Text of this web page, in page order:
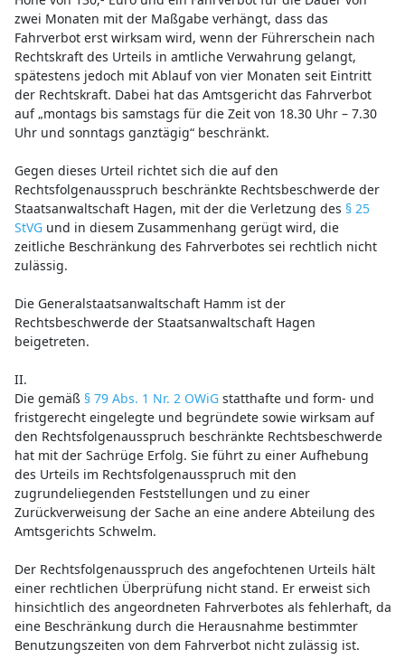
zwei Monaten mit der Maßgabe verhängt, dass das
Fahrverbot erst wirksam wird, wenn der Führerschein nach
Rechtskraft des Urteils in amtliche Verwahrung gelangt,
spätestens jedoch mit Ablauf von vier Monaten seit Eintritt
der Rechtskraft. Dabei hat das Amtsgericht das Fahrverbot
auf „montags bis samstags für die Zeit von 18.30 Uhr – 7.30
Uhr und sonntags ganztägig“ beschränkt.
Gegen dieses Urteil richtet sich die auf den
Rechtsfolgenausspruch beschränkte Rechtsbeschwerde der
Staatsanwaltschaft Hagen, mit der die Verletzung des § 25
StVGund in diesem Zusammenhang gerügt wird, die
zeitliche Beschränkung des Fahrverbotes sei rechtlich nicht
zulässig.
Die Generalstaatsanwaltschaft Hamm ist der
Rechtsbeschwerde der Staatsanwaltschaft Hagen
beigetreten.
II.
Die gemäß § 79 Abs. 1 Nr. 2 OWiGstatthafte und form- und
fristgerecht eingelegte und begründete sowie wirksam auf
den Rechtsfolgenausspruch beschränkte Rechtsbeschwerde
hat mit der Sachrüge Erfolg. Sie führt zu einer Aufhebung
des Urteils im Rechtsfolgenausspruch mit den
zugrundeliegenden Feststellungen und zu einer
Zurückverweisung der Sache an eine andere Abteilung des
Amtsgerichts Schwelm.
Der Rechtsfolgenausspruch des angefochtenen Urteils hält
einer rechtlichen Überprüfung nicht stand. Er erweist sich
hinsichtlich des angeordneten Fahrverbotes als fehlerhaft, da
eine Beschränkung durch die Herausnahme bestimmter
Benutzungszeiten von dem Fahrverbot nicht zulässig ist.